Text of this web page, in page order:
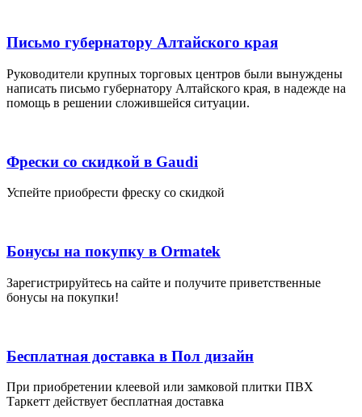
Письмо губернатору Алтайского края
Руководители крупных торговых центров были вынуждены
написать письмо губернатору Алтайского края, в надежде на
помощь в решении сложившейся ситуации.
Фрески со скидкой в Gaudi
Успейте приобрести фреску со скидкой
Бонусы на покупку в Ormatek
Зарегистрируйтесь на сайте и получите приветственные
бонусы на покупки!
Бесплатная доставка в Пол дизайн
При приобретении клеевой или замковой плитки ПВХ
Таркетт действует бесплатная доставка